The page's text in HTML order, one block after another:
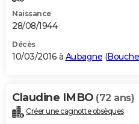
Naissance
28/08/1944
Décès
10/03/2016 à Aubagne (
Claudine IMBO (72 ans)
Créer une cagnotte obsèques